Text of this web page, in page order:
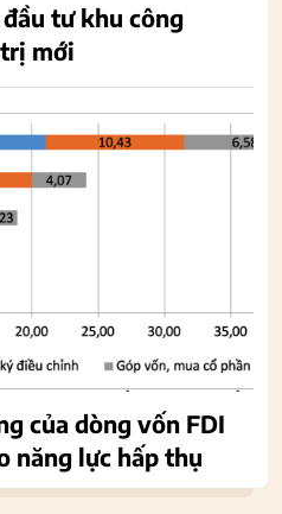
tư khu công
mới
của dòng vốn FDI
năng lực hấp thụ